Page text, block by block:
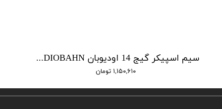
سیم اسپیکر گیج 14 اودیوبان AUDIOBAHN
۱,۱۵۰,۶۱۰ تومان